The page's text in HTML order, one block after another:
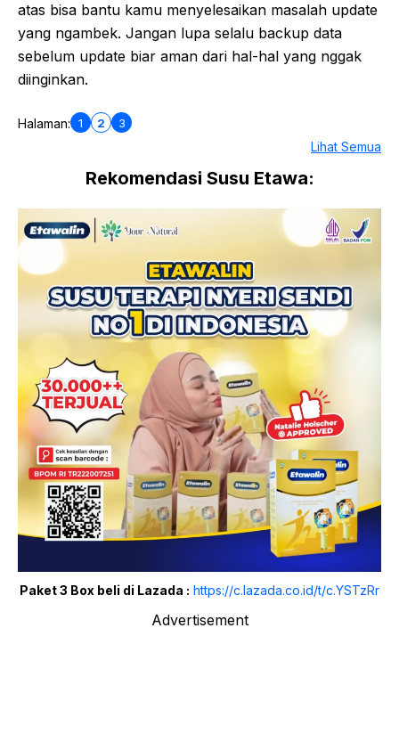
atas bisa bantu kamu menyelesaikan masalah update
yang ngambek. Jangan lupa selalu backup data
sebelum update biar aman dari hal-hal yang nggak
diinginkan.
Halaman: 1 2 3
Lihat Semua
Rekomendasi Susu Etawa:
Paket 3 Box beli di Lazada : https://c.lazada.co.id/t/c.YSTzRr
Advertisement